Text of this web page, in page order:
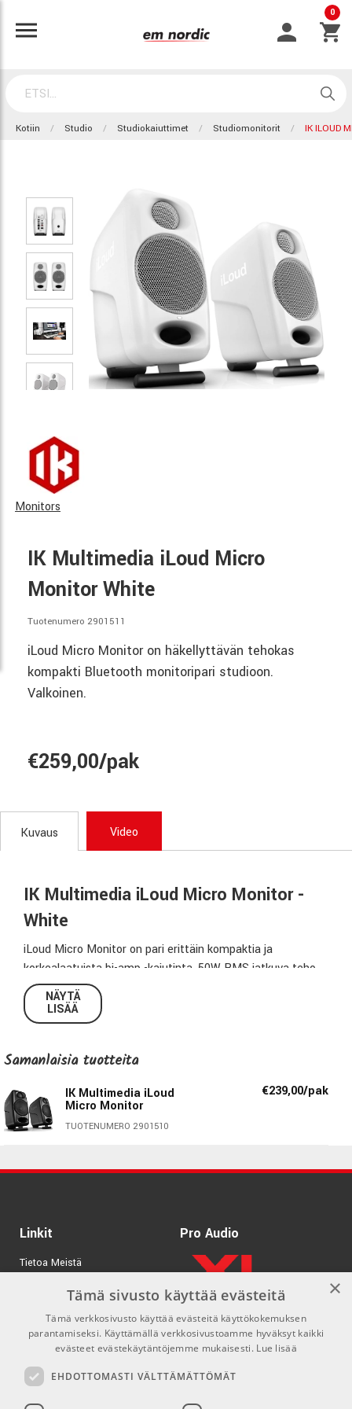
0
Kotiin Studio Studiokaiuttimet Studiomonitorit IK ILOUD
Monitors
IK Multimedia iLoud Micro
Monitor White
Tuotenumero 2901511
iLoud Micro Monitor on häkellyttävän tehokas
kompakti Bluetooth monitoripari studioon.
Valkoinen.
€259,00/pak
Kuvaus Video
IK Multimedia iLoud Micro Monitor -
White
iLoud Micro Monitor on pari erittäin kompaktia ja
korkealaatuista bi-amp -kaiutinta. 50W RMS jatkuva teho
tukevalla alataajuuksilla, sekä isolla headroomilla. Teetpä
sitten äänityksiä, editointeja, miksauksia, masterointeja,
videoeditointeja, äänisuunnittelua, on iLoud Micro Monitor
Tyyppi: 2-tie aktiivikaiutin, bi-amp studio monitor
Taajuusvaste: (-3dB): 55Hz - 20kHz
Taajuusvaste: (-10dB): 45Hz - 22kHz
Tweeter: 3/4” silk dome, neodymium-magneetti
Woofer: 3” custom komposiittielementti
Max. SPL @ 50cm (kahden kaiuttimen soidessa,
keskimääräinen siniaalto 100 Hz - 10 kHz): 107dB
Vahvistimien lukumäärä: 4
NÄYTÄ
LISÄÄ
Samanlaisia ​​tuotteita
IK Multimedia iLoud
Micro Monitor
TUOTENUMERO 2901510
€239,00/pak
Linkit
Tietoa Meistä
Tuotemerkit
Kirjaudu
GDPR & Cookies
Myyntiehdot
Pro Audio
×
Tämä sivusto käyttää evästeitä
Tämä verkkosivusto käyttää evästeitä käyttökokemuksen
parantamiseksi. Käyttämällä verkkosivustoamme hyväksyt kaikki
evästeet evästekäytäntöjemme mukaisesti. Lue lisää
EHDOTTOMASTI VÄLTTÄMÄTTÖMÄT